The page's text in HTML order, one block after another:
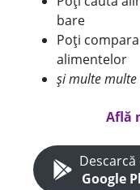
bare
Poți
alimentelor
și multe multe
Află
Descarcă
Google